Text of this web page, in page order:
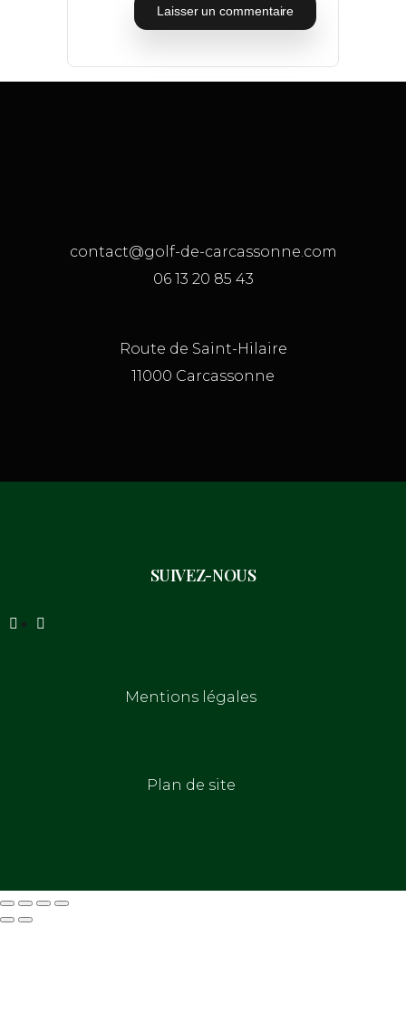
contact@golf-de-carcassonne.com
06 13 20 85 43
Route de Saint-Hilaire
11000 Carcassonne
SUIVEZ-NOUS
Mentions légales
Plan de site